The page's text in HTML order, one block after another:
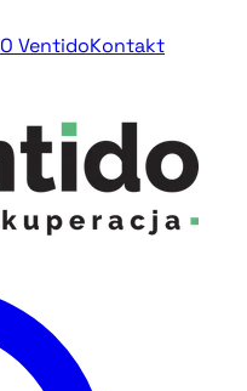
O VentidoKontakt